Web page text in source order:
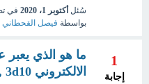
سُئل أكتوبر 1، 2020 في
بواسطة فيصل القحطاني
1
إجابة
ما هو الذي يعبر
الالكتروني Ar], 3d10] ؟